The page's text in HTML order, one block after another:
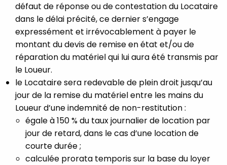
défaut de réponse ou de contestation du Locataire
dans le délai précité, ce dernier s’engage
expressément et irrévocablement à payer le
montant du devis de remise en état et/ou de
réparation du matériel qui lui aura été transmis par
le Loueur.
le Locataire sera redevable de plein droit jusqu’au
jour de la remise du matériel entre les mains du
Loueur d’une indemnité de non-restitution :
égale à 150 % du taux journalier de location par
jour de retard, dans le cas d’une location de
courte durée ;
calculée prorata temporis sur la base du loyer